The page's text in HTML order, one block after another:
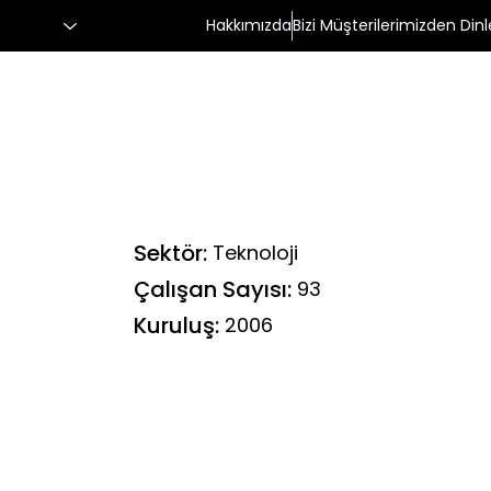
HakkımızdaBizi Müşterilerimizden
Sektör: Teknoloji
Çalışan Sayısı: 93
Kuruluş: 2006